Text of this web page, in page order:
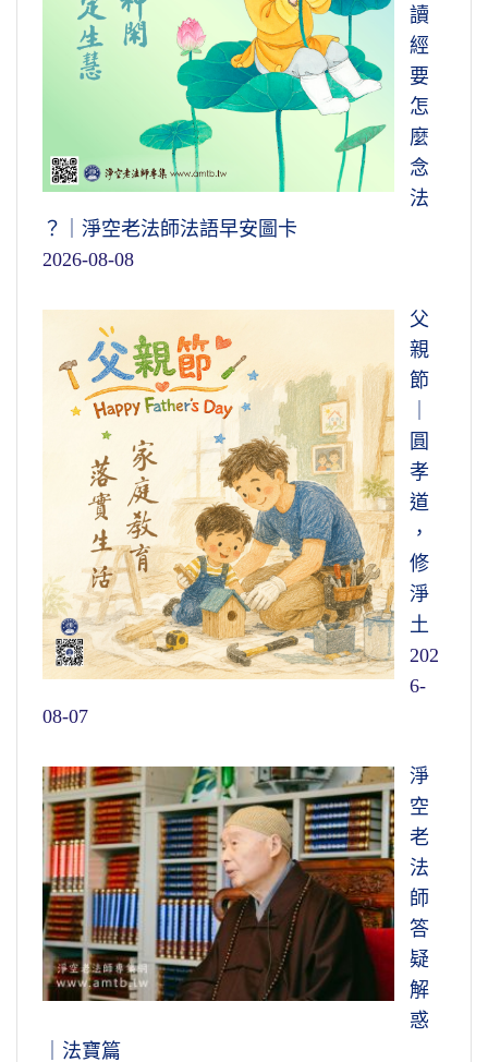
讀
經
要
怎
麼
念
法
？｜淨空老法師法語早安圖卡
2026-08-08
父
親
節
圓
孝
道
，
修
淨
土
202
6-
08-07
淨
空
老
法
師
答
疑
解
惑
｜法寶篇